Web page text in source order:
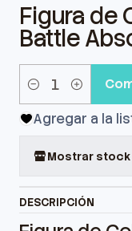
Figura de
Battle
Cantidad
Agregar a la
Mostrar
DESCRIPCIÓN